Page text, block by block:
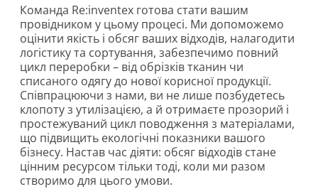
Команда Re:inventex готова стати вашим
провідником у цьому процесі. Ми допоможемо
оцінити якість і обсяг ваших відходів, налагодити
логістику та сортування, забезпечимо повний
цикл переробки – від обрізків тканин чи
списаного одягу до нової корисної продукції.
Співпрацюючи з нами, ви не лише позбудетесь
клопоту з утилізацією, а й отримаєте прозорий і
простежуваний цикл поводження з матеріалами,
що підвищить екологічні показники вашого
бізнесу. Настав час діяти: обсяг відходів стане
цінним ресурсом тільки тоді, коли ми разом
створимо для цього умови.